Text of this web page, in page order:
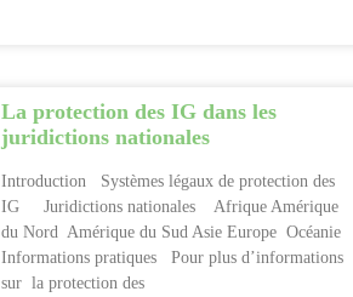
La protection des IG dans les
juridictions nationales
Introduction Systèmes légaux de protection des
IG Juridictions nationales Afrique Amérique
du Nord Amérique du Sud Asie Europe Océanie
Informations pratiques Pour plus d’informations
sur la protection des